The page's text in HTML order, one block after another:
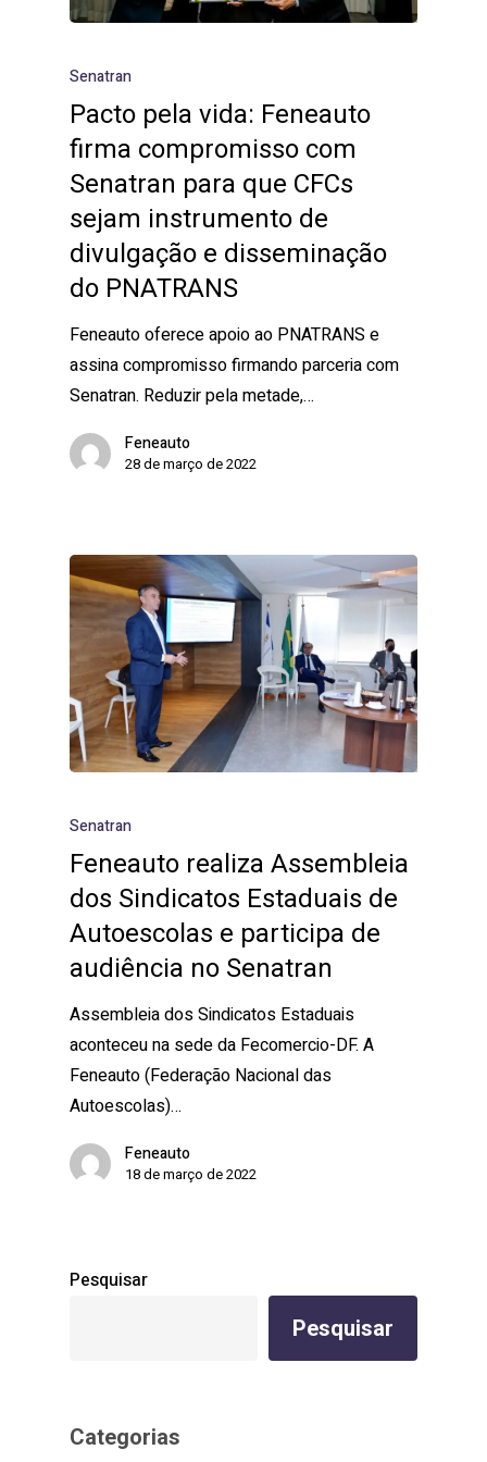
Senatran
Pacto pela vida: Feneauto
firma compromisso com
Senatran para que CFCs
sejam instrumento de
divulgação e disseminação
do PNATRANS
Feneauto oferece apoio ao PNATRANS e
assina compromisso firmando parceria com
Senatran. Reduzir pela metade,…
Feneauto
28 de março de 2022
Senatran
Feneauto realiza Assembleia
dos Sindicatos Estaduais de
Autoescolas e participa de
audiência no Senatran
Assembleia dos Sindicatos Estaduais
aconteceu na sede da Fecomercio-DF. A
Feneauto (Federação Nacional das
Autoescolas)…
Feneauto
18 de março de 2022
Pesquisar
Pesquisar
Categorias